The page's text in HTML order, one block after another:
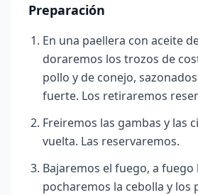
Preparación
En una paellera con aceite
doraremos los trozos de
pollo y de conejo,
fuerte. Los retiraremos
Freiremos las gambas y las
vuelta. Las reservaremos.
Bajaremos el fuego, a fuego
pocharemos la cebolla y los